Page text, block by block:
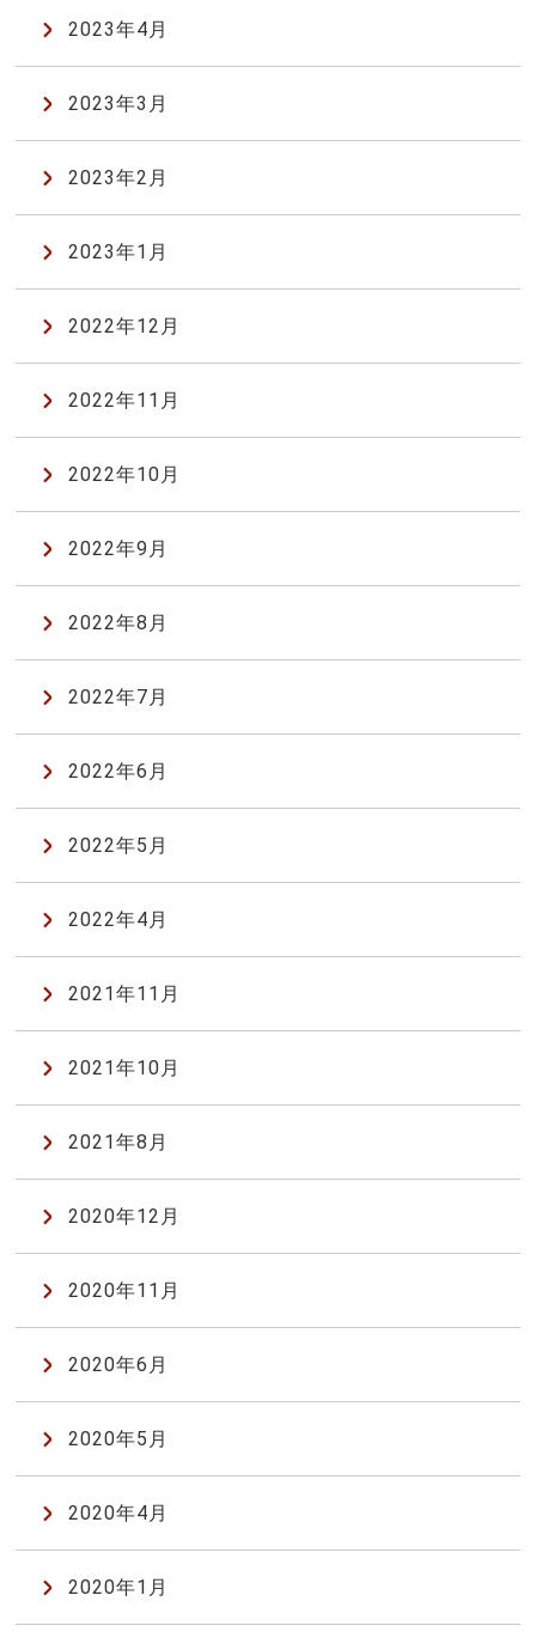
2023年4月
2023年3月
2023年2月
2023年1月
2022年12月
2022年11月
2022年10月
2022年9月
2022年8月
2022年7月
2022年6月
2022年5月
2022年4月
2021年11月
2021年10月
2021年8月
2020年12月
2020年11月
2020年6月
2020年5月
2020年4月
2020年1月